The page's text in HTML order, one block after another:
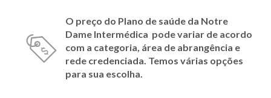
O preço do Plano de saúde da Notre
Dame Intermédica pode variar de acordo
com a categoria, área de abrangência e
rede credenciada. Temos várias opções
para sua escolha.